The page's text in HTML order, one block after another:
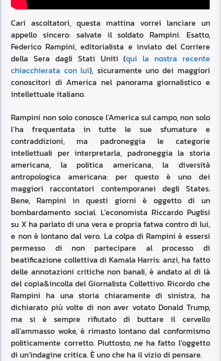
Cari ascoltatori, questa mattina vorrei lanciare un
appello sincero: salvate il soldato Rampini. Esatto,
Federico Rampini, editorialista e inviato del Corriere
della Sera dagli Stati Uniti (qui la nostra recente
chiacchierata con lui), sicuramente uno dei maggiori
conoscitori di America nel panorama giornalistico e
intellettuale italiano.
Rampini non solo conosce l’America sul campo, non solo
l’ha frequentata in tutte le sue sfumature e
contraddizioni, ma padroneggia le categorie
intellettuali per interpretarla, padroneggia la storia
americana, la politica americana, la diversità
antropologica americana: per questo è uno dei
maggiori raccontatori contemporanei degli States.
Bene, Rampini in questi giorni è oggetto di un
bombardamento social. L’economista Riccardo Puglisi
su X ha parlato di una vera e propria fatwa contro di lui,
e non è lontano dal vero. La colpa di Rampini è essersi
permesso di non partecipare al processo di
beatificazione collettiva di Kamala Harris: anzi, ha fatto
delle annotazioni critiche non banali, è andato al di là
del copia&incolla del Giornalista Collettivo. Ricordo che
Rampini ha una storia chiaramente di sinistra, ha
dichiarato più volte di non aver votato Donald Trump,
ma si è sempre rifiutato di buttare il cervello
all’ammasso woke, è rimasto lontano dal conformismo
politicamente corretto. Piuttosto, ne ha fatto l’oggetto
di un’indagine critica. È uno che ha il vizio di pensare.